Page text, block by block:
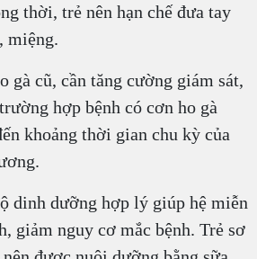
thời, trẻ nên hạn chế đưa tay
miệng.
gà cũ, cần tăng cường giám sát,
hợp bệnh có cơn ho gà
khoảng thời gian chu kỳ của
dinh dưỡng hợp lý giúp hệ miễn
giảm nguy cơ mắc bệnh. Trẻ sơ